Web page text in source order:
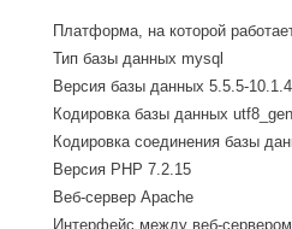
Платформа, на которой
Тип базы данных mysql
Версия базы данных 5.5.5-
Кодировка базы данных
Кодировка соединения базы
Версия PHP 7.2.15
Веб-сервер Apache
Интерфейс между веб-